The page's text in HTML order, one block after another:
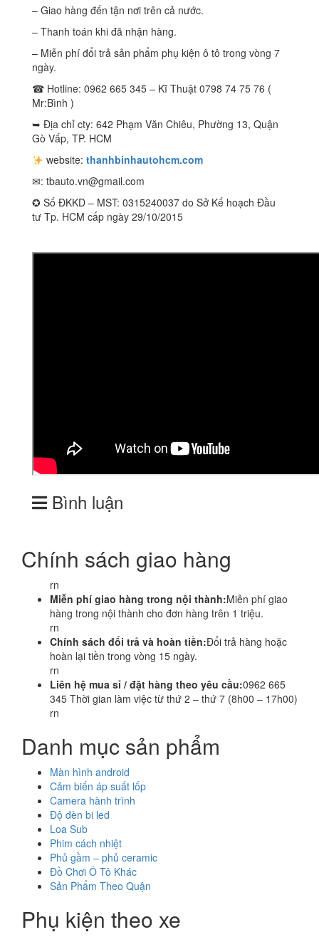
– Giao hàng đến tận nơi trên cả nước.
– Thanh toán khi đã nhận hàng.
– Miễn phí đổi trả sản phẩm phụ kiện ô tô trong vòng 7
ngày.
☎ Hotline: 0962 665 345 – Kĩ Thuật 0798 74 75 76 (
Mr:Bình )
➥ Địa chỉ cty: 642 Phạm Văn Chiêu, Phường 13, Quận
Gò Vấp, TP. HCM
website: thanhbinhautohcm.com
✉: tbauto.vn@gmail.com
✪ Số ĐKKD – MST: 0315240037 do Sở Kế hoạch Đầu
tư Tp. HCM cấp ngày 29/10/2015
Bình luận
Chính sách giao hàng
rn
Miễn phí giao hàng trong nội thành:Miễn phí giao
hàng trong nội thành cho đơn hàng trên 1 triệu.
rn
Chính sách đổi trả và hoàn tiền:Đổi trả hàng hoặc
hoàn lại tiền trong vòng 15 ngày.
rn
Liên hệ mua sỉ / đặt hàng theo yêu cầu:0962 665
345 Thời gian làm việc từ thứ 2 – thứ 7 (8h00 – 17h00)
rn
Danh mục sản phẩm
Màn hình android
Cảm biến áp suất lốp
Camera hành trình
Độ đèn bi led
Loa Sub
Phim cách nhiệt
Phủ gầm – phủ ceramic
Đồ Chơi Ô Tô Khác
Sản Phẩm Theo Quận
Phụ kiện theo xe